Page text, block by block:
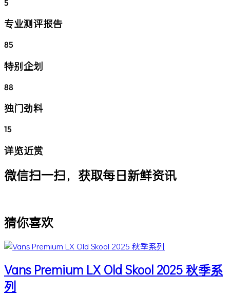
5
专业测评报告
85
特别企划
88
独门劲料
15
详览近赏
微信扫一扫，获取每日新鲜资讯
猜你喜欢
Vans Premium LX Old Skool 2025 秋季系
列